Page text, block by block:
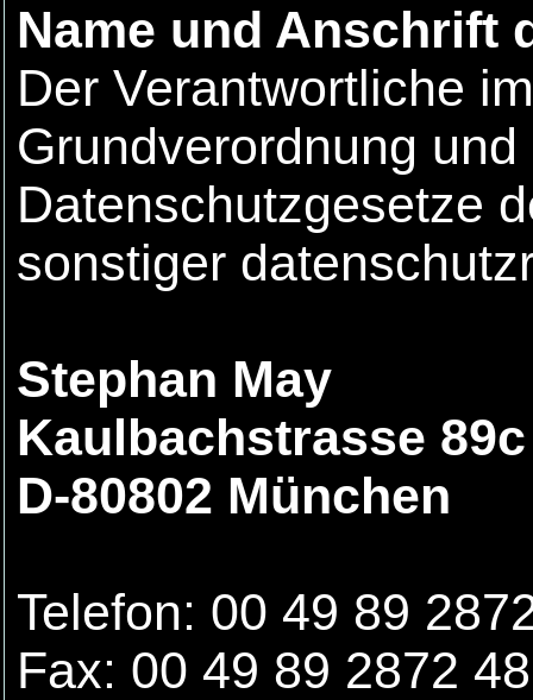
Name und Anschrift
Der Verantwortliche
Grundverordnung
Datenschutzgesetze
sonstiger
Stephan May
Kaulbachstrasse 89c
D-80802 München
Telefon: 00 49 89
Fax: 00 49 89 2872